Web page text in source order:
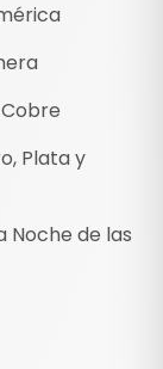
Plata y
Noche de las